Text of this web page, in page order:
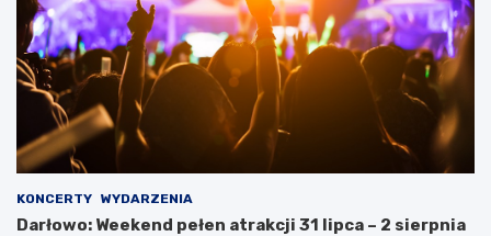
KONCERTY WYDARZENIA
Darłowo: Weekend pełen atrakcji 31 lipca – 2 sierpnia